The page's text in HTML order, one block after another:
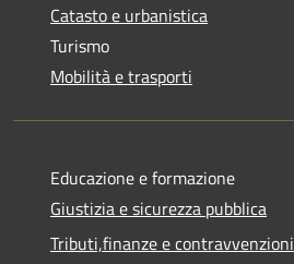
Catasto e urbanistica
Turismo
Mobilità e trasporti
Educazione e formazione
Giustizia e sicurezza pubblica
Tributi,finanze e contravvenzioni